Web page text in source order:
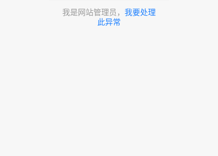
我是网站管理员， 我要处理
此异常